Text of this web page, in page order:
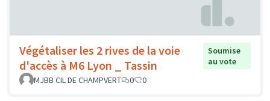
Végétaliser les 2 rives de la voie
d'accès à M6 Lyon _ Tassin
Soumise
au vote
MJBB CIL DE CHAMPVERT
0 0